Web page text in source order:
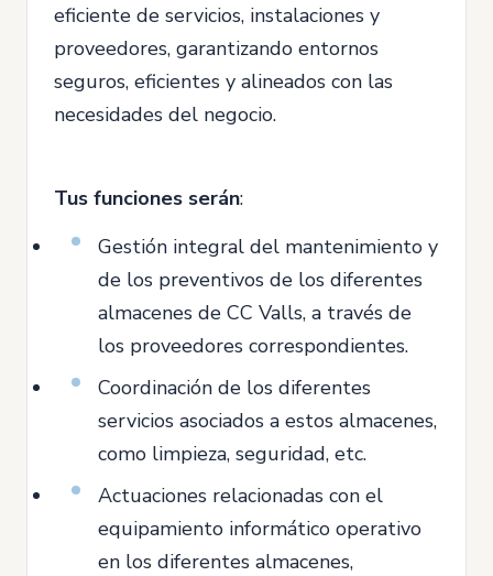
eficiente de servicios, instalaciones y
proveedores, garantizando entornos
seguros, eficientes y alineados con las
necesidades del negocio.
Tus funciones serán:
Gestión integral del mantenimiento y
de los preventivos de los diferentes
almacenes de CC Valls, a través de
los proveedores correspondientes.
Coordinación de los diferentes
servicios asociados a estos almacenes,
como limpieza, seguridad, etc.
Actuaciones relacionadas con el
equipamiento informático operativo
en los diferentes almacenes,